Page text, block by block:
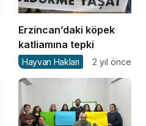
Erzincan’daki köpek
katliamına tepki
Hayvan Hakları 2 yıl önce